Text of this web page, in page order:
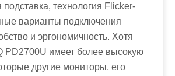
подставка, технология Flicker-
варианты подключения
и эргономичность. Хотя
PD2700U имеет более высокую
другие мониторы, его